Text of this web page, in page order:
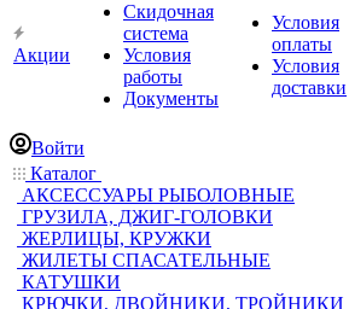
Акции
Скидочная
система
Условия
работы
Документы
Условия
оплаты
Условия
доставки
Войти
Каталог
АКСЕССУАРЫ РЫБОЛОВНЫЕ
ГРУЗИЛА, ДЖИГ-ГОЛОВКИ
ЖЕРЛИЦЫ, КРУЖКИ
ЖИЛЕТЫ СПАСАТЕЛЬНЫЕ
КАТУШКИ
КРЮЧКИ, ДВОЙНИКИ, ТРОЙНИКИ